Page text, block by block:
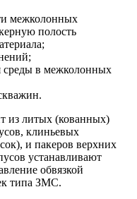
межколонных
полость
среды в межколонных
из литых (кованных)
клиньевых
и пакеров верхних
устанавливают
обвязкой
типа ЗМС.